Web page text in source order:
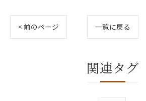
< 前のページ 一覧に戻る
関連タグ